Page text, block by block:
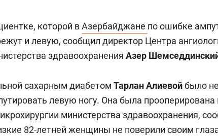
которой вАзербайджане по ошибке
и левую, сообщил директор Центра
здравоохранения Азер
сахарным диабетом Тарлан Алиевойбыло
левую ногу. Она была прооперирована
министерства здравоохранения,
82-летней женщины не поверили своим
и ВТБ
жилого
Казанью
Рекомендуем
150 камер до квартиры и
ID вместо ключа: какой
безопасность в ЖК «Нова»